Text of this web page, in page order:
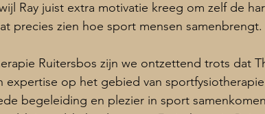
Ray juist extra motivatie kreeg om zelf de
precies zien hoe sport mensen samenbrengt.
Ruitersbos zijn we ontzettend trots dat
expertise op het gebied van
begeleiding en plezier in sport